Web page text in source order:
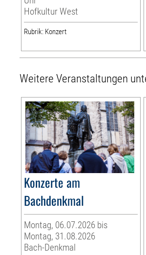
Hofkultur West
Rubrik: Konzert
Weitere Veranstaltungen
Konzerte am
Bachdenkmal
Montag, 06.07.2026 bis
Montag, 31.08.2026
Bach-Denkmal